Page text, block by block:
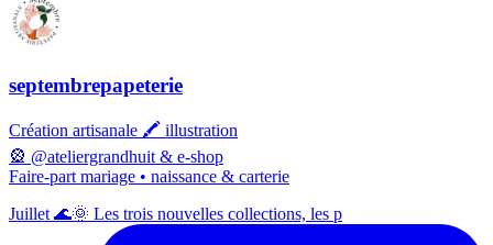
septembrepapeterie
Création artisanale 🖍️ illustration
🎡 @ateliergrandhuit & e-shop
Faire-part mariage • naissance & carterie
Juillet 🌊🌞 Les trois nouvelles collections, les p